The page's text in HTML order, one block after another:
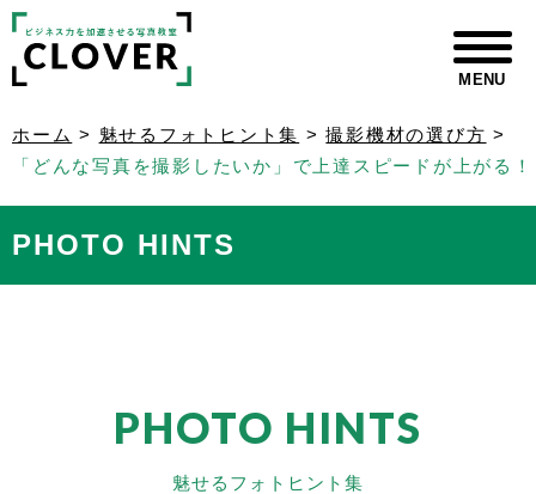
MENU
ホーム > 魅せるフォトヒント集 >撮影機材の選び方 >
「どんな写真を撮影したいか」で上達スピードが上がる！
PHOTO HINTS
PHOTO HINTS
魅せるフォトヒント集